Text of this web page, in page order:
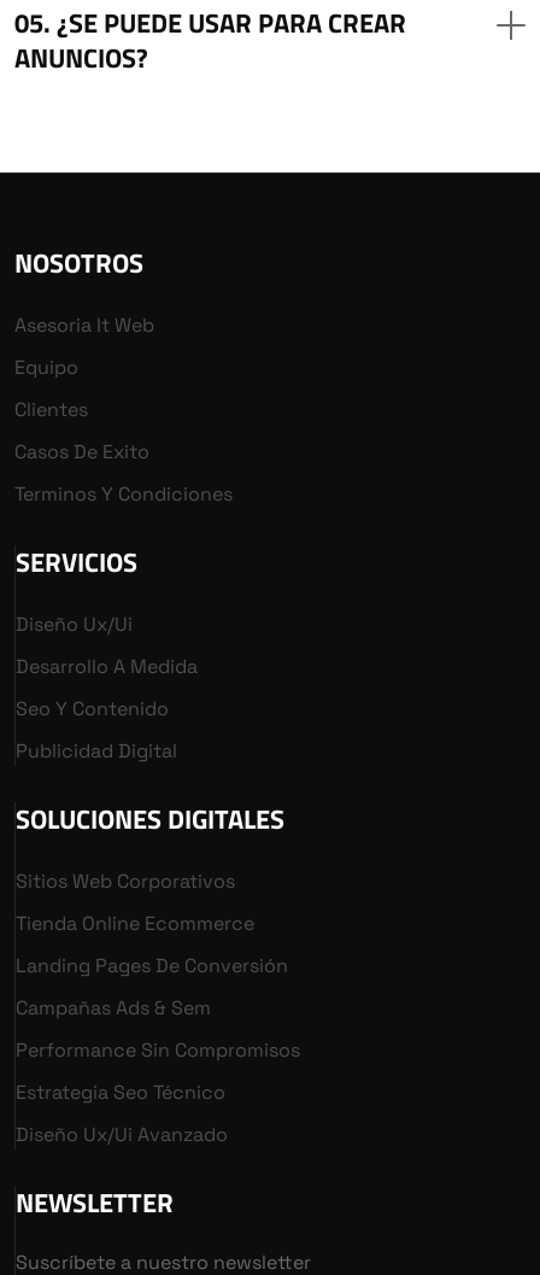
¿SE PUEDE USAR PARA CREAR
ANUNCIOS?
NOSOTROS
Asesoria It Web
Equipo
Clientes
Casos De Exito
Terminos Y Condiciones
SERVICIOS
Diseño Ux/ui
Desarrollo A Medida
Seo Y Contenido
Publicidad Digital
SOLUCIONES DIGITALES
Sitios Web Corporativos
Tienda Online Ecommerce
Landing Pages De Conversión
Campañas Ads & Sem
Performance Sin Compromisos
Estrategia Seo Técnico
Diseño Ux/ui Avanzado
NEWSLETTER
Suscríbete a nuestro newsletter